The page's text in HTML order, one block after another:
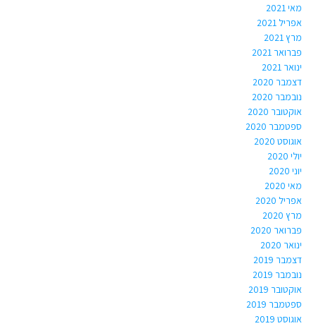
מאי 2021
אפריל 2021
מרץ 2021
פברואר 2021
ינואר 2021
דצמבר 2020
נובמבר 2020
אוקטובר 2020
ספטמבר 2020
אוגוסט 2020
יולי 2020
יוני 2020
מאי 2020
אפריל 2020
מרץ 2020
פברואר 2020
ינואר 2020
דצמבר 2019
נובמבר 2019
אוקטובר 2019
ספטמבר 2019
אוגוסט 2019